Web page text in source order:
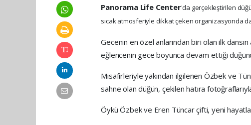
Panorama Life Center'da gerçekleştirilen
sıcak atmosferiyle dikkat çeken organizasyonda
Gecenin en özel anlarından biri olan ilk
eğlencenin gece boyunca devam ettiği
Misafirleriyle yakından ilgilenen Özbek ve
sahne olan düğün, çekilen hatıra
Öykü Özbek ve Eren Tüncar çifti, yeni